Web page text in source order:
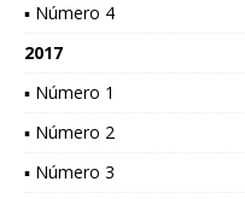
▪ Número 4
2017
▪ Número 1
▪ Número 2
▪ Número 3